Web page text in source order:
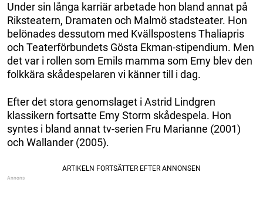
Under sin långa karriär arbetade hon bland annat på
Riksteatern, Dramaten och Malmö stadsteater. Hon
belönades dessutom med Kvällspostens Thaliapris
och Teaterförbundets Gösta Ekman-stipendium. Men
det var i rollen som Emils mamma som Emy blev den
folkkära skådespelaren vi känner till i dag.
Efter det stora genomslaget i Astrid Lindgren
klassikern fortsatte Emy Storm skådespela. Hon
syntes i bland annat tv-serien Fru Marianne (2001)
och Wallander (2005).